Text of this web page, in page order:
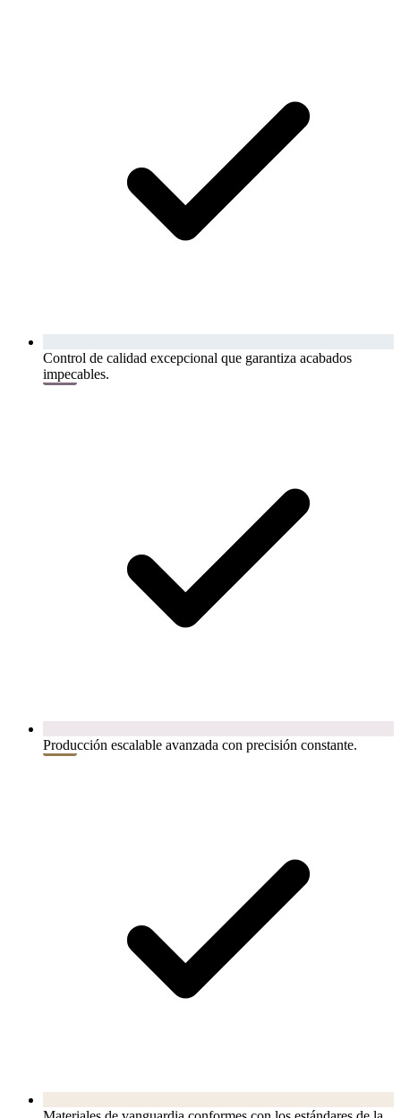
Control de calidad excepcional que garantiza acabados
impecables.
Producción escalable avanzada con precisión constante.